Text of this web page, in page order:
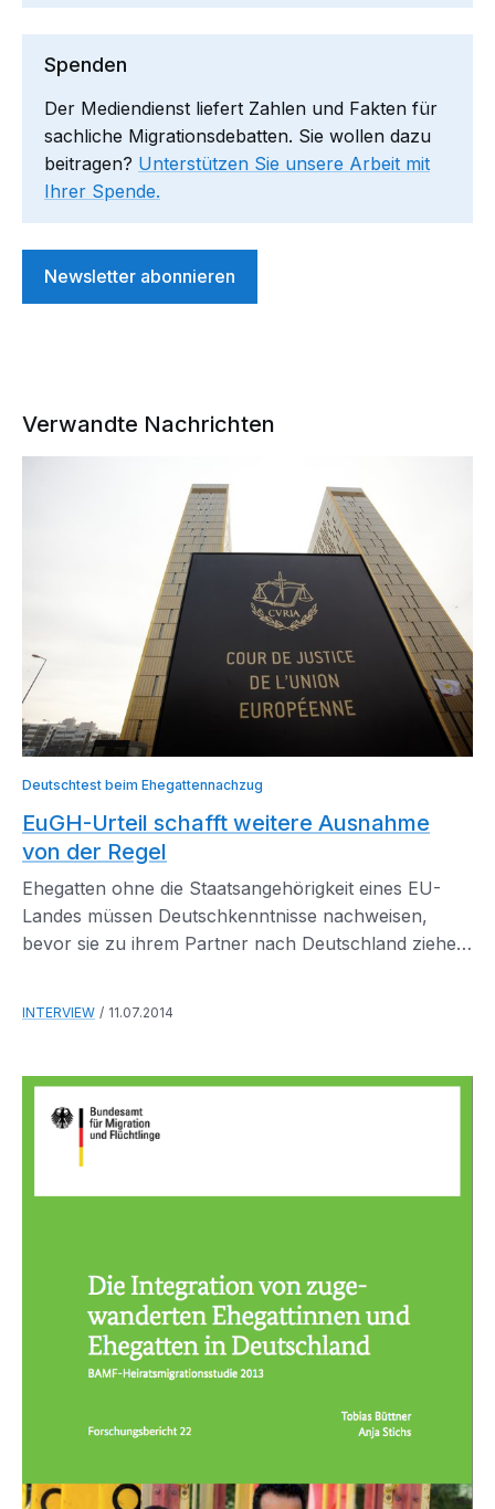
Spenden
Der Mediendienst liefert Zahlen und Fakten für
sachliche Migrationsdebatten. Sie wollen dazu
beitragen? Unterstützen Sie unsere Arbeit mit
Ihrer Spende.
Newsletter abonnieren
Verwandte Nachrichten
Deutschtest beim Ehegattennachzug
EuGH-Urteil schafft weitere Ausnahme
von der Regel
Ehegatten ohne die Staatsangehörigkeit eines EU-
Landes müssen Deutschkenntnisse nachweisen,
bevor sie zu ihrem Partner nach Deutschland ziehen
INTERVIEW 11.07.2014